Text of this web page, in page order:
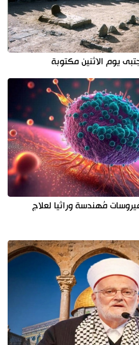
يوم الاثنين مكتوبة
مُهندسة وراثيا لعلاج